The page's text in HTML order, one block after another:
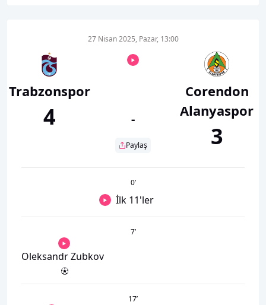
Trabzonspor
4
27 Nisan 2025, Pazar, 13:00
-
Paylaş
Corendon
Alanyaspor
3
0’
İlk 11'ler
7’
Oleksandr Zubkov
17’